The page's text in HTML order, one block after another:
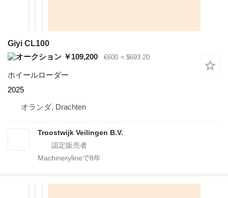
Giyi CL100
￥109,200
€600 ≈ $693.20
ホイールローダー
2025
オランダ, Drachten
Troostwijk Veilingen B.V.
Machinerylineで8年